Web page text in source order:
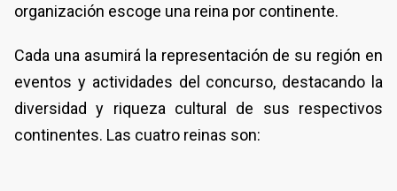
organización escoge una reina por continente.
Cada una asumirá la representación de su región en
eventos y actividades del concurso, destacando la
diversidad y riqueza cultural de sus respectivos
continentes. Las cuatro reinas son: